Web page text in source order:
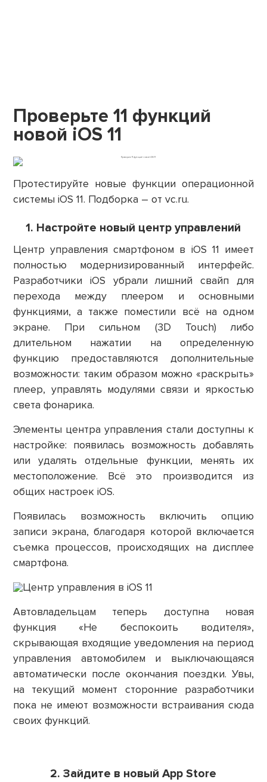
Проверьте 11 функций
новой iOS 11
Протестируйте новые функции операционной
системы iOS 11. Подборка – от vc.ru.
1. Настройте новый центр управлений
Центр управления смартфоном в iOS 11 имеет
полностью модернизированный интерфейс.
Разработчики iOS убрали лишний свайп для
перехода между плеером и основными
функциями, а также поместили всё на одном
экране. При сильном (3D Touch) либо
длительном нажатии на определенную
функцию предоставляются дополнительные
возможности: таким образом можно «раскрыть»
плеер, управлять модулями связи и яркостью
света фонарика.
Элементы центра управления стали доступны к
настройке: появилась возможность добавлять
или удалять отдельные функции, менять их
местоположение. Всё это производится из
общих настроек iOS.
Появилась возможность включить опцию
записи экрана, благодаря которой включается
съемка процессов, происходящих на дисплее
смартфона.
Автовладельцам теперь доступна новая
функция «Не беспокоить водителя»,
скрывающая входящие уведомления на период
управления автомобилем и выключающаяся
автоматически после окончания поездки. Увы,
на текущий момент сторонние разработчики
пока не имеют возможности встраивания сюда
своих функций.
2. Зайдите в новый App Store